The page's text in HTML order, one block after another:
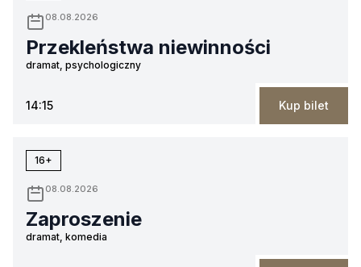
08.08.2026
Przekleństwa niewinności
dramat, psychologiczny
14:15 Kup bilet
16+
08.08.2026
Zaproszenie
dramat, komedia